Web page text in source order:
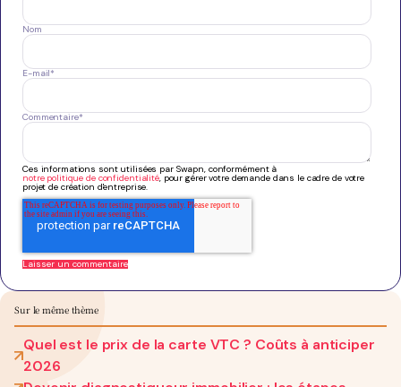
Nom
E-mail*
Commentaire*
Ces informations sont utilisées par Swapn, conformément à
notre politique de confidentialité, pour gérer votre demande dans le cadre de votre
projet de création d'entreprise.
Sur le même thème
Quel est le prix de la carte VTC ? Coûts à anticiper
2026